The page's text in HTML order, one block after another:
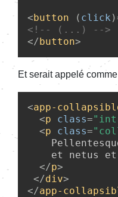
<button ( click
<!-- (...) -->
</button>
Et serait appelé
<app-
<p class=
<p class=
et netus
</p>
</div>
</app-